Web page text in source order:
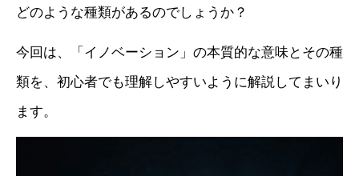
どのような種類があるのでしょうか？
今回は、「イノベーション」の本質的な意味とその種
類を、初心者でも理解しやすいように解説してまいり
ます。